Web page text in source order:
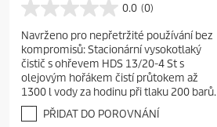
0.0 (0)
0
.
0
z
5
h
v
Navrženo pro nepřetržité používání bez
kompromisů: Stacionární vysokotlaký
čistič s ohřevem HDS 13/20-4 St s
olejovým hořákem čistí průtokem až
1300 l vody za hodinu při tlaku 200 barů.
PŘIDAT DO POROVNÁNÍ